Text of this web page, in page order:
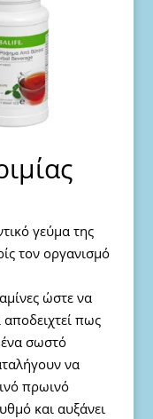
€.
γεύμα της
τον οργανισμό
ώστε να
αποδειχτεί πως
σωστό
να
πρωινό
και αυξάνει